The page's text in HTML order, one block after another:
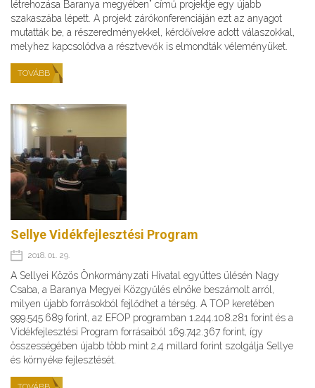
létrehozása Baranya megyében” című projektje egy újabb
szakaszába lépett. A projekt zárókonferenciáján ezt az anyagot
mutatták be, a részeredményekkel, kérdőívekre adott válaszokkal,
melyhez kapcsolódva a résztvevők is elmondták véleményüket.
TOVÁBB
Sellye Vidékfejlesztési Program
2018. 01. 29.
A Sellyei Közös Önkormányzati Hivatal együttes ülésén Nagy
Csaba, a Baranya Megyei Közgyűlés elnöke beszámolt arról,
milyen újabb forrásokból fejlődhet a térség. A TOP keretében
999.545.689 forint, az EFOP programban 1.244.108.281 forint és a
Vidékfejlesztési Program forrásaiból 169.742.367 forint, így
összességében újabb több mint 2,4 millard forint szolgálja Sellye
és környéke fejlesztését.